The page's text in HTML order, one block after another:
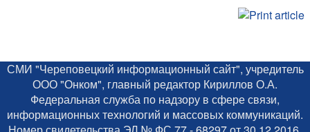
СМИ "Череповецкий информационный сайт", учредитель
ООО "Онком", главный редактор Кириллов О.А.
Федеральная служба по надзору в сфере связи,
информационных технологий и массовых коммуникаций.